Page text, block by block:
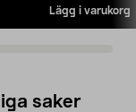
Lägg i varukorg
saker